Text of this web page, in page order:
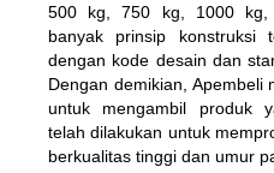
500 kg, 750 kg, 1000 kg,
banyak prinsip konstruksi
dengan kode desain dan
Dengan demikian, Apembeli
untuk mengambil produk
telah dilakukan untuk
berkualitas tinggi dan umur